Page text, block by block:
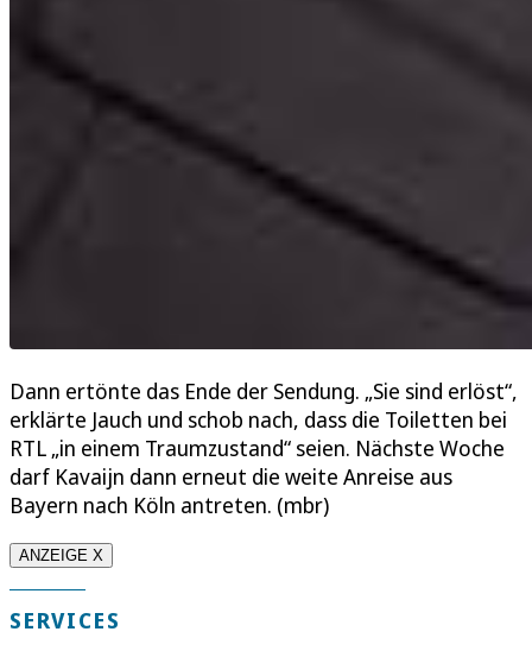
Dann ertönte das Ende der Sendung. „Sie sind erlöst“,
erklärte Jauch und schob nach, dass die Toiletten bei
RTL „in einem Traumzustand“ seien. Nächste Woche
darf Kavaijn dann erneut die weite Anreise aus
Bayern nach Köln antreten. (mbr)
ANZEIGE X
SERVICES